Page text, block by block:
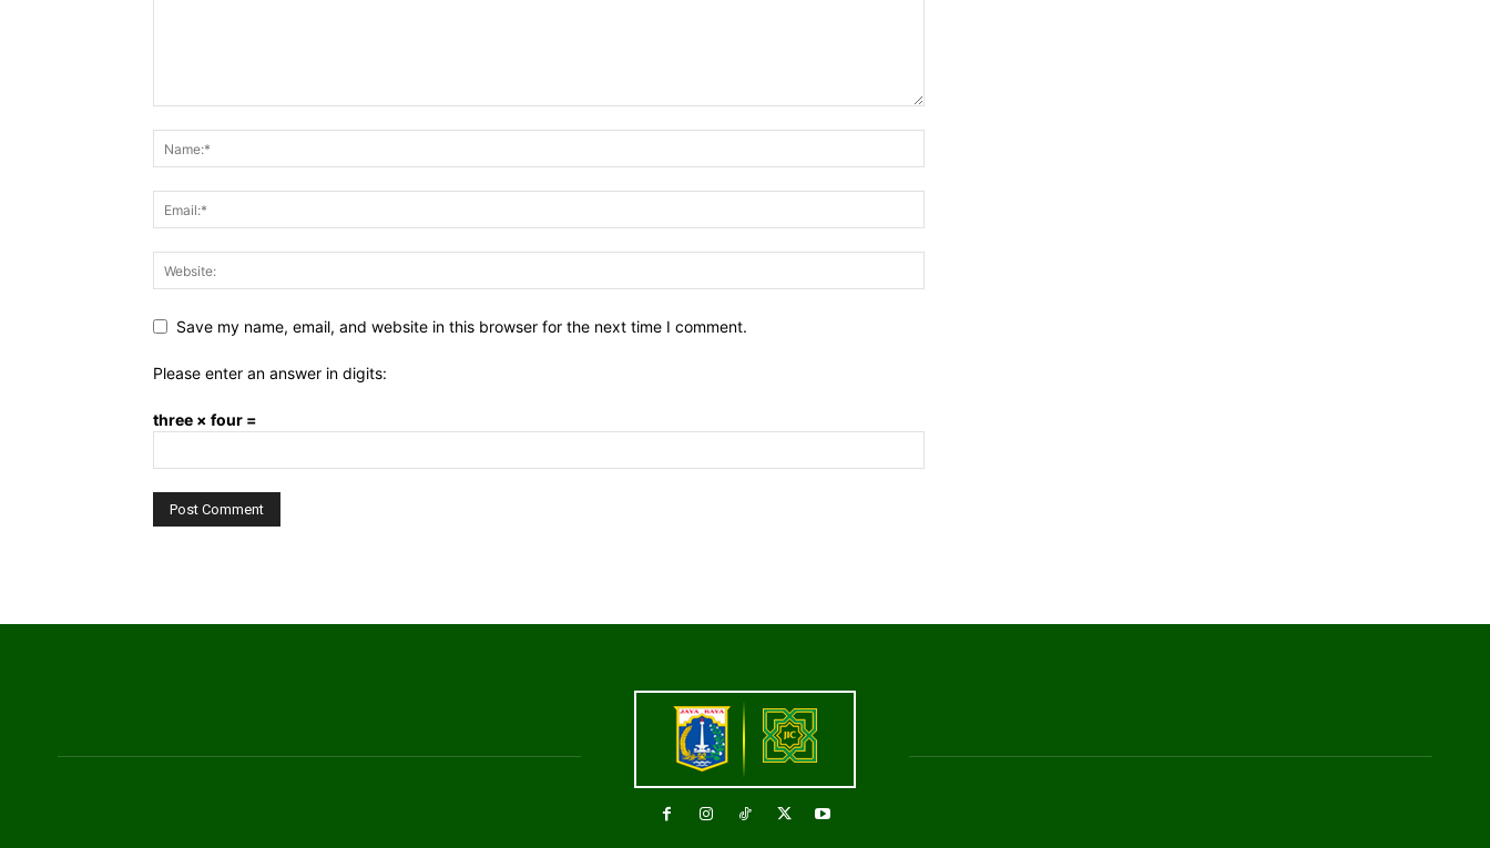
Save my name, email, and website in this browser for the next time I comment.
Please enter an answer in digits:
three × four =